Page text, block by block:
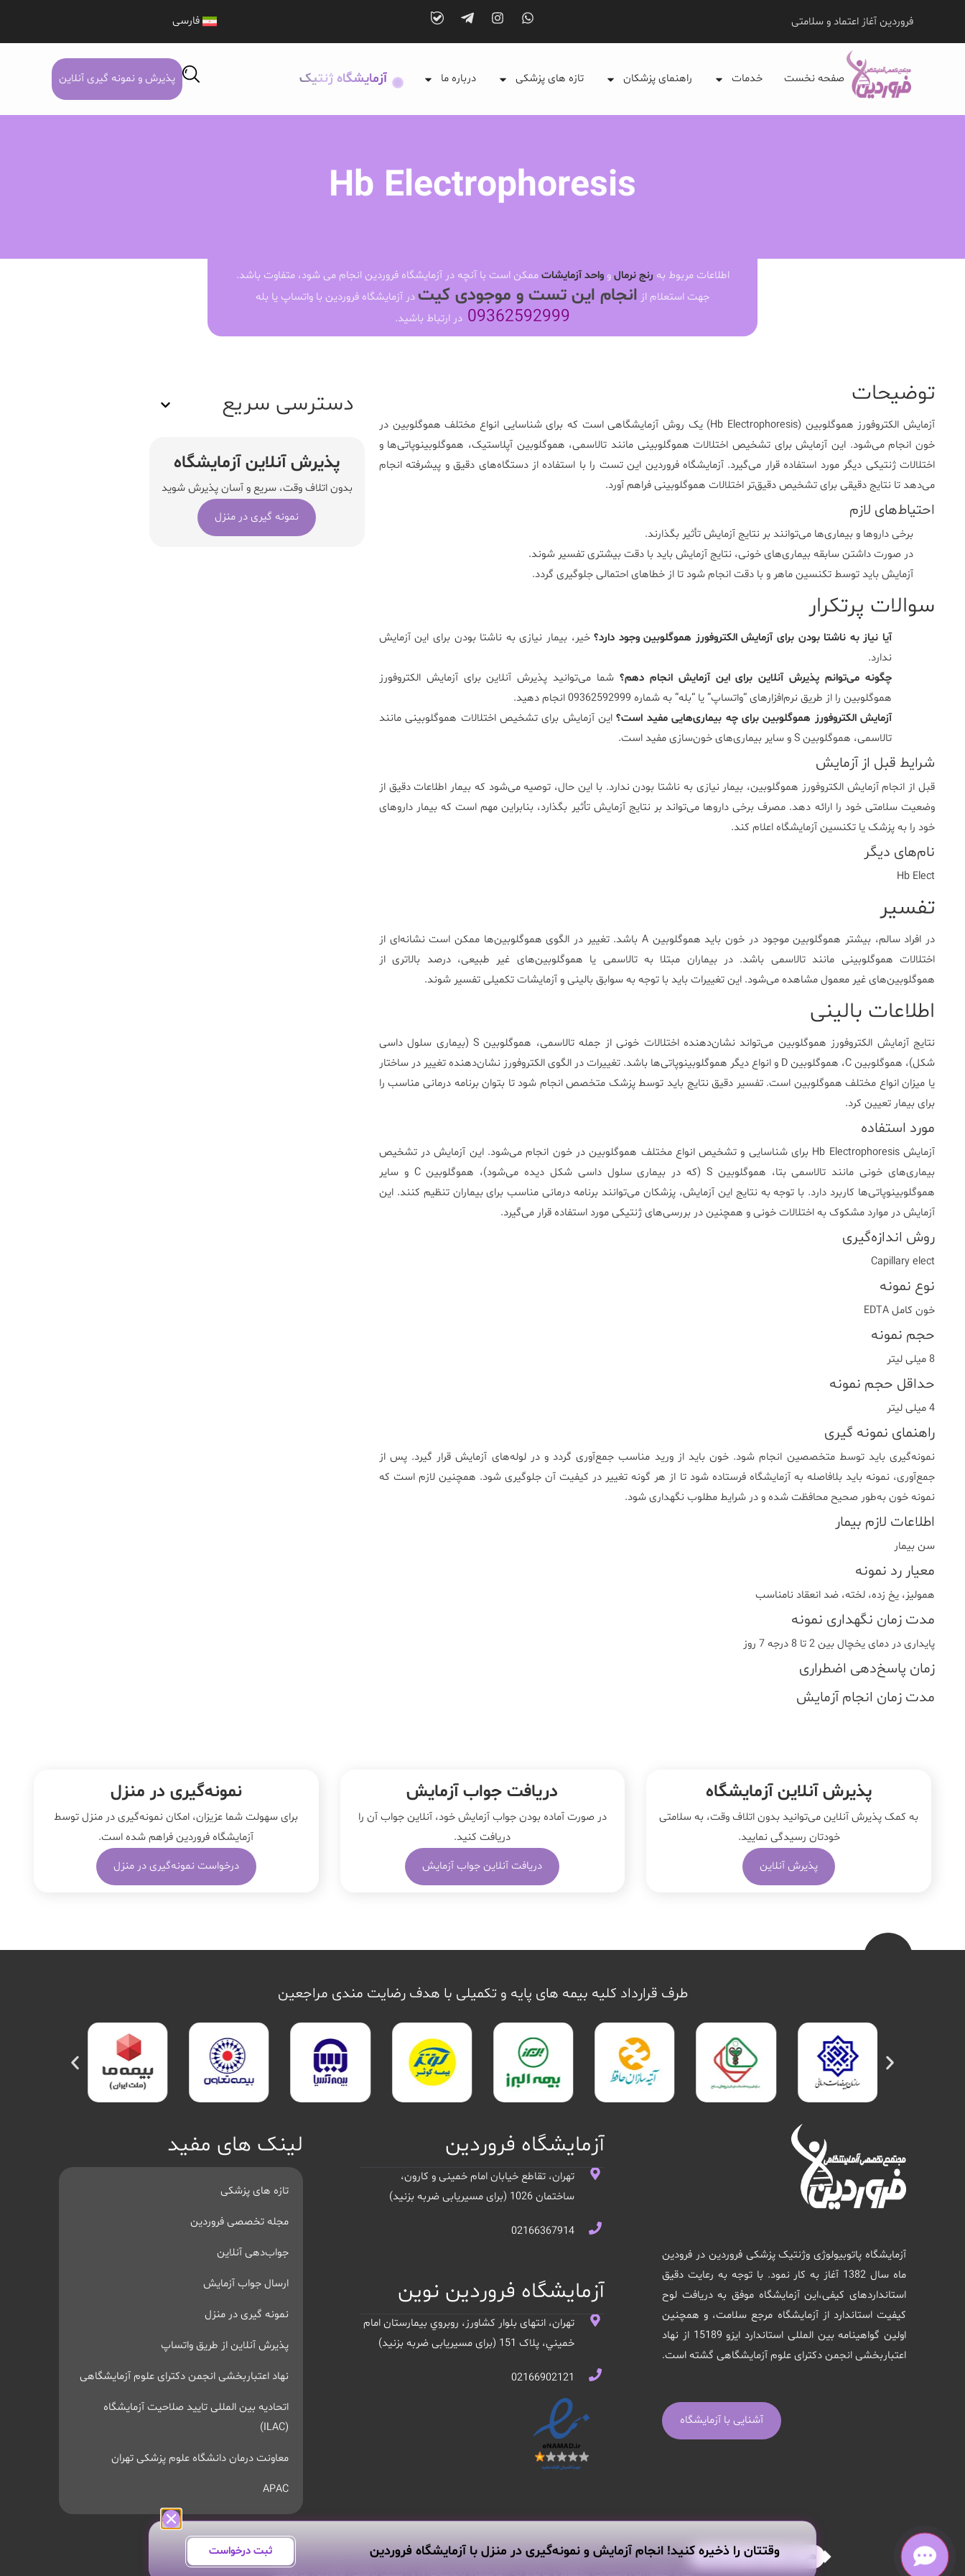
فروردین آغاز اعتماد و سلامتی فارسی
صفحه نخست خدمات راهنمای پزشکان تازه های پزشکی درباره ما آزمایشگاه ژنتیک پذیرش و نمونه گیری آنلاین
Hb Electrophoresis
اطلاعات مربوط به رنج نرمالوواحد آزمایشاتممکن است با آنچه در آزمایشگاه فروردین انجام می شود، متفاوت باشد.
جهت استعلام از انجام این تست و موجودی کیتدر آزمایشگاه فروردین با واتساپ یا بله
09362592999 در ارتباط باشید.
توضیحات
آزمایش الکتروفورز هموگلوبین (Hb Electrophoresis) یک روش آزمایشگاهی است که برای شناسایی انواع مختلف هموگلوبین در
خون انجام می‌شود. این آزمایش برای تشخیص اختلالات هموگلوبینی مانند تالاسمی، هموگلوبین آپلاستیک، هموگلوبینوپاتی‌ها و
اختلالات ژنتیکی دیگر مورد استفاده قرار می‌گیرد. آزمایشگاه فروردین این تست را با استفاده از دستگاه‌های دقیق و پیشرفته انجام
می‌دهد تا نتایج دقیقی برای تشخیص دقیق‌تر اختلالات هموگلوبینی فراهم آورد.
احتیاط‌های لازم
برخی داروها و بیماری‌ها می‌توانند بر نتایج آزمایش تأثیر بگذارند.
در صورت داشتن سابقه بیماری‌های خونی، نتایج آزمایش باید با دقت بیشتری تفسیر شوند.
آزمایش باید توسط تکنسین ماهر و با دقت انجام شود تا از خطاهای احتمالی جلوگیری گردد.
سوالات پرتکرار
آیا نیاز به ناشتا بودن برای آزمایش الکتروفورز هموگلوبین وجود دارد؟خیر، بیمار نیازی به ناشتا بودن برای این آزمایش
ندارد.
چگونه می‌توانم پذیرش آنلاین برای این آزمایش انجام دهم؟ شما می‌توانید پذیرش آنلاین برای آزمایش الکتروفورز
هموگلوبین را از طریق نرم‌افزارهای “واتساپ” یا “بله” به شماره 09362592999 انجام دهید.
آزمایش الکتروفورز هموگلوبین برای چه بیماری‌هایی مفید است؟این آزمایش برای تشخیص اختلالات هموگلوبینی مانند
تالاسمی، هموگلوبین S و سایر بیماری‌های خون‌سازی مفید است.
شرایط قبل از آزمایش
قبل از انجام آزمایش الکتروفورز هموگلوبین، بیمار نیازی به ناشتا بودن ندارد. با این حال، توصیه می‌شود که بیمار اطلاعات دقیق از
وضعیت سلامتی خود را ارائه دهد. مصرف برخی داروها می‌تواند بر نتایج آزمایش تأثیر بگذارد، بنابراین مهم است که بیمار داروهای
خود را به پزشک یا تکنسین آزمایشگاه اعلام کند.
نام‌های دیگر
Hb Elect
تفسیر
در افراد سالم، بیشتر هموگلوبین موجود در خون باید هموگلوبین A باشد. تغییر در الگوی هموگلوبین‌ها ممکن است نشانه‌ای از
اختلالات هموگلوبینی مانند تالاسمی باشد. در بیماران مبتلا به تالاسمی یا هموگلوبین‌های غیر طبیعی، درصد بالاتری از
هموگلوبین‌های غیر معمول مشاهده می‌شود. این تغییرات باید با توجه به سوابق بالینی و آزمایشات تکمیلی تفسیر شوند.
اطلاعات بالینی
نتایج آزمایش الکتروفورز هموگلوبین می‌تواند نشان‌دهنده اختلالات خونی از جمله تالاسمی، هموگلوبین S (بیماری سلول داسی
شکل)، هموگلوبین C، هموگلوبین D و انواع دیگر هموگلوبینوپاتی‌ها باشد. تغییرات در الگوی الکتروفورز نشان‌دهنده تغییر در ساختار
یا میزان انواع مختلف هموگلوبین است. تفسیر دقیق نتایج باید توسط پزشک متخصص انجام شود تا بتوان برنامه درمانی مناسب را
برای بیمار تعیین کرد.
مورد استفاده
آزمایش Hb Electrophoresis برای شناسایی و تشخیص انواع مختلف هموگلوبین در خون انجام می‌شود. این آزمایش در تشخیص
بیماری‌های خونی مانند تالاسمی بتا، هموگلوبین S (که در بیماری سلول داسی شکل دیده می‌شود)، هموگلوبین C و سایر
هموگلوبینوپاتی‌ها کاربرد دارد. با توجه به نتایج این آزمایش، پزشکان می‌توانند برنامه درمانی مناسب برای بیماران تنظیم کنند. این
آزمایش در موارد مشکوک به اختلالات خونی و همچنین در بررسی‌های ژنتیکی مورد استفاده قرار می‌گیرد.
روش اندازه‌گیری
Capillary elect
نوع نمونه
خون کامل EDTA
حجم نمونه
8 میلی لیتر
حداقل حجم نمونه
4 میلی لیتر
راهنمای نمونه گیری
نمونه‌گیری باید توسط متخصصین انجام شود. خون باید از ورید مناسب جمع‌آوری گردد و در لوله‌های آزمایش قرار گیرد. پس از
جمع‌آوری، نمونه باید بلافاصله به آزمایشگاه فرستاده شود تا از هر گونه تغییر در کیفیت آن جلوگیری شود. همچنین لازم است که
نمونه خون به‌طور صحیح محافظت شده و در شرایط مطلوب نگهداری شود.
اطلاعات لازم بیمار
سن بیمار
معیار رد نمونه
هموليز، يخ زده، لخته، ضد انعقاد نامناسب
مدت زمان نگهداری نمونه
پایداری در دمای یخچال بین 2 تا 8 درجه 7 روز
زمان پاسخ‌دهی اضطراری
مدت زمان انجام آزمایش
دسترسی سریع
پذیرش آنلاین آزمایشگاه
بدون اتلاف وقت، سریع و آسان پذیرش شوید
نمونه گیری در منزل
پذیرش آنلاین آزمایشگاه
به کمک پذیرش آنلاین می‌توانید بدون اتلاف وقت، به سلامتی
خودتان رسیدگی نمایید.
پذیرش آنلاین
دریافت جواب آزمایش
در صورت آماده بودن جواب آزمایش خود، آنلاین جواب‌ آن را
دریافت کنید.
دریافت آنلاین جواب آزمایش
نمونه‌‌گیری در منزل
برای سهولت شما عزیزان، امکان نمونه‌گیری در منزل توسط
آزمایشگاه فروردین فراهم شده است.
درخواست نمونه‌گیری در منزل
هر سوالی داری از من بپرس!
طرف قرارداد کلیه بیمه های پایه و تکمیلی با هدف رضایت مندی مراجعین
آزمایشگاه پاتوبیولوژی وژنتیک پزشکی فروردین در فرودین
ماه سال 1382 آغاز به کار نمود. با توجه به رعایت دقیق
استانداردهای کیفی،این آزمایشگاه موفق به دریافت لوح
کیفیت استاندارد از آزمایشگاه مرجع سلامت، و همچنین
اولین گواهینامه بین المللی استاندارد ایزو 15189 از نهاد
اعتباربخشی انجمن دکترای علوم آزمایشگاهی گشته است.
آشنایی با آزمایشگاه
آزمایشگاه فروردین
تهران، تقاطع خیابان امام خمینی و کارون،
ساختمان 1026 (برای مسیریابی ضربه بزنید)
02166367914
آزمایشگاه فروردین نوین
تهران، انتهای بلوار کشاورز، روبروي بيمارستان امام
خميني، پلاک 151 (برای مسیریابی ضربه بزنید)
02166902121
لینک های مفید
تازه های پزشکی
مجله تخصصی فروردین
جواب‌دهی آنلاین
ارسال جواب آزمایش
نمونه گیری در منزل
پذیرش آنلاین از طریق واتساپ
نهاد اعتباربخشی انجمن دکترای علوم آزمایشگاهی
اتحادیه بین المللی تایید صلاحیت آزمایشگاه
(ILAC)
معاونت درمان دانشگاه علوم پزشکی تهران
APAC
وقتتان را ذخیره کنید! انجام آزمایش و نمونه‌گیری در منزل با آزمایشگاه فروردین ثبت درخواست